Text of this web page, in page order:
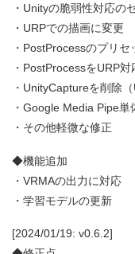
・Unityの脆弱性対応の
・URPでの描画に変更
・PostProcessのプリセ
・PostProcessをURP
・UnityCaptureを削除
・Google Media Pipe
・その他軽微な修正
◆機能追加
・VRMAの出力に対応
・学習モデルの更新
[2024/01/19: v0.6.2]